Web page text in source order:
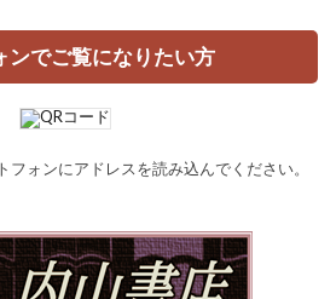
ンでご覧になりたい方
フォンにアドレスを読み込んでください。